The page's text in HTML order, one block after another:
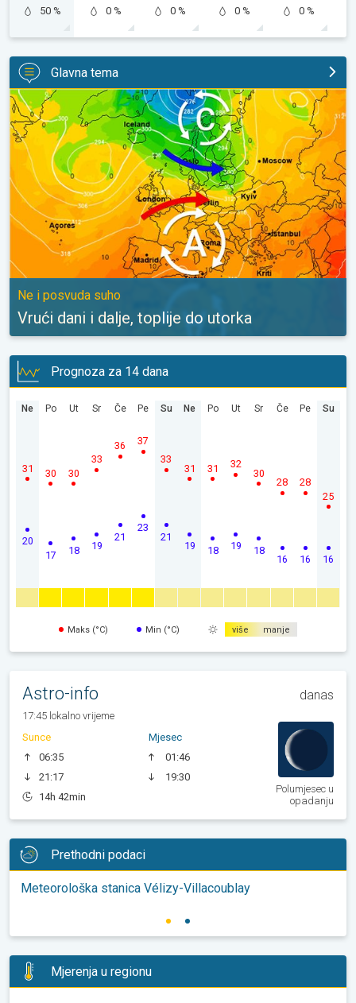
50 %
0 %
0 %
0 %
0 %
Glavna tema
Vrući dani i dalje, toplije do utorka. Ne i posvuda suho. . .
Ne i posvuda suho
Vrući dani i dalje, toplije do utorka
Prognoza za 14 dana
Ne
20
31
Po
17
30
Ut
18
30
Sr
19
33
Če
21
36
Pe
23
37
Su
21
33
Ne
19
31
Po
18
31
Ut
19
32
Sr
18
30
Če
16
28
Pe
16
28
Su
16
25
Maks (°C) Min (°C) više manje
Astro-info danas
17:45 lokalno vrijeme
Sunce
06:35
21:17
14h 42min
Mjesec
01:46
19:30
Polumjesec u
opadanju
Prethodni podaci
Meteorološka stanica Vélizy-Villacoublay
Mjerenja u regionu